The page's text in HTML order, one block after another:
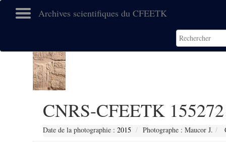
Archives scientifiques du CFEETK
CNRS-CFEETK 155272
Date de la photographie : 2015 Photographe : Maucor J.